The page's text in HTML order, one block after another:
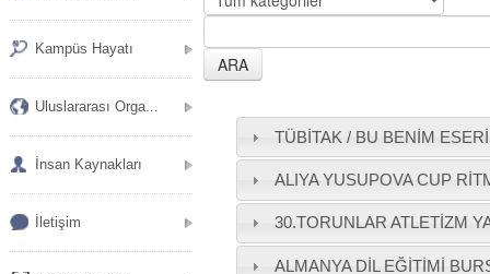
Kampüs Hayatı
Uluslararası Orga...
İnsan Kaynakları
İletişim
TÜBİTAK / BU BENİM
ALIYA YUSUPOVA CUP
30.TORUNLAR ATLETİZM
ALMANYA DİL EĞİTİMİ